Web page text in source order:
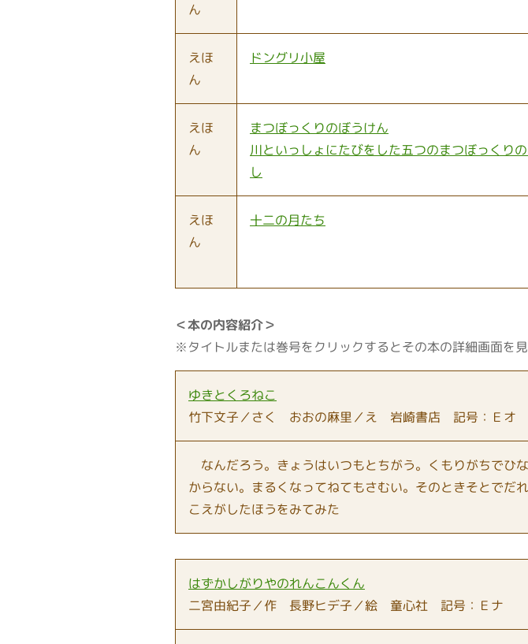
ん
えほ
ん
ドングリ小屋
えほ
ん
まつぼっくりのぼうけん
川といっしょにたびをした五つのまつぼっくり
し
えほ
ん
十二の月たち
＜本の内容紹介＞
※タイトルまたは巻号をクリックするとその本の詳細画面を見
ゆきとくろねこ
竹下文子／さく おおの麻里／え 岩崎書店 記号：Ｅオ
なんだろう。きょうはいつもとちがう。くもりがちでひ
からない。まるくなってねてもさむい。そのときそとでだ
こえがしたほうをみてみた
はずかしがりやのれんこんくん
二宮由紀子／作 長野ヒデ子／絵 童心社 記号：Ｅナ